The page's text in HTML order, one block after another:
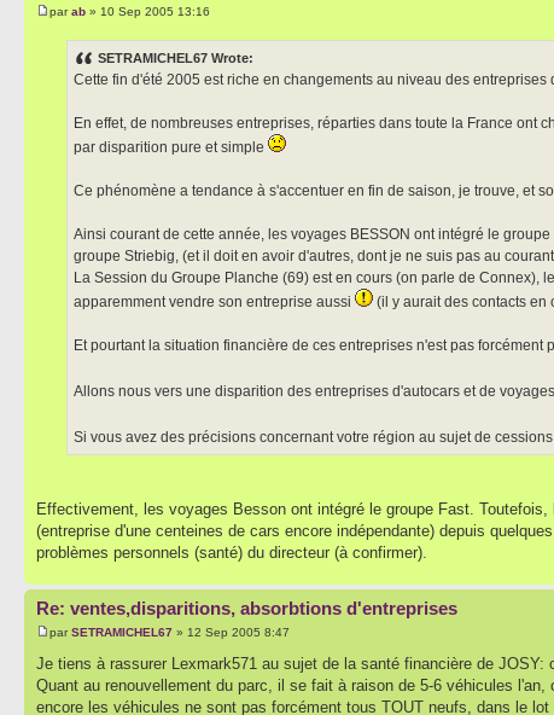
parab » 10 Sep 2005 13:16
SETRAMICHEL67 Wrote:
Cette fin d'été 2005 est riche en changements au niveau des entreprises
En effet, de nombreuses entreprises, réparties dans toute la France ont
par disparition pure et simple
Ce phénomène a tendance à s'accentuer en fin de saison, je trouve, et
Ainsi courant de cette année, les voyages BESSON ont intégré le
groupe Striebig, (et il doit en avoir d'autres, dont je ne suis pas au
La Session du Groupe Planche (69) est en cours (on parle de Connex),
apparemment vendre son entreprise aussi
(il y aurait des contacts en
Et pourtant la situation financière de ces entreprises n'est pas
Allons nous vers une disparition des entreprises d'autocars et de
Si vous avez des précisions concernant votre région au sujet de
Effectivement, les voyages Besson ont intégré le groupe Fast.
(entreprise d'une centeines de cars encore indépendante) depuis
problèmes personnels (santé) du directeur (à confirmer).
Re: ventes,disparitions, absorbtions d'entreprises
parSETRAMICHEL67 » 12 Sep 2005 8:47
Je tiens à rassurer Lexmark571 au sujet de la santé financière de
Quant au renouvellement du parc, il se fait à raison de 5-6 véhicules
encore les véhicules ne sont pas forcément tous TOUT neufs, dans le